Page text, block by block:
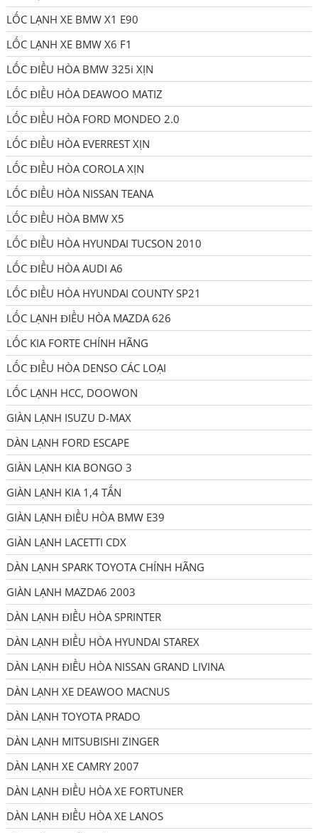
LỐC LẠNH XE BMW X1 E90
LỐC LẠNH XE BMW X6 F1
LỐC ĐIỀU HÒA BMW 325i XỊN
LỐC ĐIỀU HÒA DEAWOO MATIZ
LỐC ĐIỀU HÒA FORD MONDEO 2.0
LỐC ĐIỀU HÒA EVERREST XỊN
LỐC ĐIỀU HÒA COROLA XỊN
LỐC ĐIỀU HÒA NISSAN TEANA
LỐC ĐIỀU HÒA BMW X5
LỐC ĐIỀU HÒA HYUNDAI TUCSON 2010
LỐC ĐIỀU HÒA AUDI A6
LỐC ĐIỀU HÒA HYUNDAI COUNTY SP21
LỐC LẠNH ĐIỀU HÒA MAZDA 626
LỐC KIA FORTE CHÍNH HÃNG
LỐC ĐIỀU HÒA DENSO CÁC LOẠI
LỐC LẠNH HCC, DOOWON
GIÀN LẠNH ISUZU D-MAX
DÀN LẠNH FORD ESCAPE
GIÀN LẠNH KIA BONGO 3
GIÀN LẠNH KIA 1,4 TẤN
GIÀN LẠNH ĐIỀU HÒA BMW E39
GIÀN LẠNH LACETTI CDX
DÀN LẠNH SPARK TOYOTA CHÍNH HÃNG
GIÀN LẠNH MAZDA6 2003
DÀN LẠNH ĐIỀU HÒA SPRINTER
DÀN LẠNH ĐIỀU HÒA HYUNDAI STAREX
DÀN LẠNH ĐIỀU HÒA NISSAN GRAND LIVINA
DÀN LẠNH XE DEAWOO MACNUS
DÀN LẠNH TOYOTA PRADO
DÀN LẠNH MITSUBISHI ZINGER
DÀN LẠNH XE CAMRY 2007
DÀN LẠNH ĐIỀU HÒA XE FORTUNER
DÀN LẠNH ĐIỀU HÒA XE LANOS